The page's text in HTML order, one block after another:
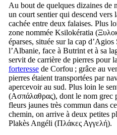
Au bout de quelques dizaines de
un court sentier qui descend vers
cachée entre deux falaises. Plus
zone nommée Ksilokératia (
éparses, située sur la cap
l’Albanie, face à Butrint et à sa
servit de carrière de pierres pour
forteresse de Corfou ; grâce au
pierres étaient transportées par
apercevoir au sud. Plus loin le
(Ασπάλαθρας), dont le nom grec
fleurs jaunes très commun dans
chemin, on arrive à deux petites
Plakès Angéli (Πλάκες Αγγελή).